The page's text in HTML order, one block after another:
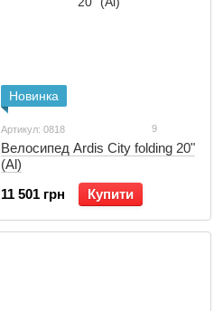
Новинка
Артикул: 0818 9
Велосипед Ardis City folding 20"
(Al)
11 501 грн
Купити